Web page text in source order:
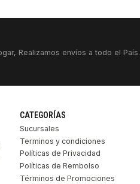
Realizamos envíos a todo el País.
CATEGORÍAS
Sucursales
Terminos y condiciones
Políticas de Privacidad
Políticas de Rembolso
Términos de Promociones